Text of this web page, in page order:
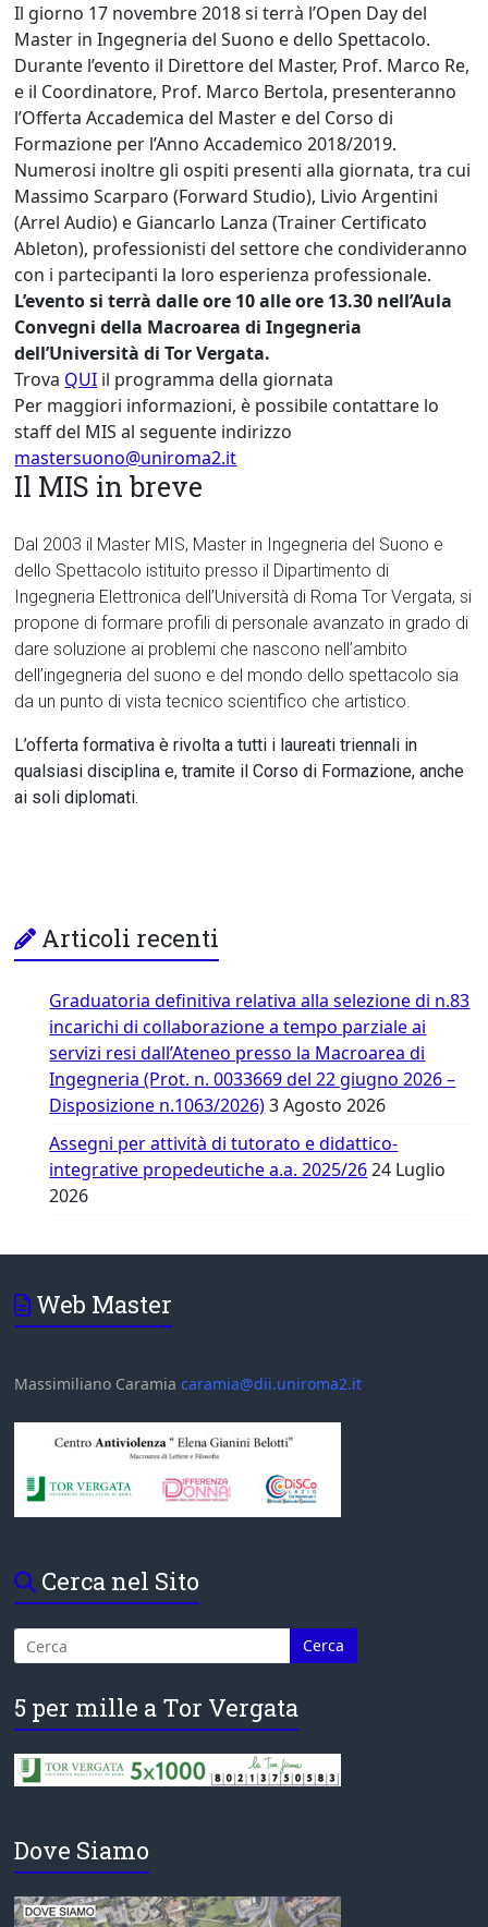
Il giorno 17 novembre 2018 si terrà l’Open Day del
Master in Ingegneria del Suono e dello Spettacolo.
Durante l’evento il Direttore del Master, Prof. Marco Re,
e il Coordinatore, Prof. Marco Bertola, presenteranno
l’Offerta Accademica del Master e del Corso di
Formazione per l’Anno Accademico 2018/2019.
Numerosi inoltre gli ospiti presenti alla giornata, tra cui
Massimo Scarparo (Forward Studio), Livio Argentini
(Arrel Audio) e Giancarlo Lanza (Trainer Certificato
Ableton), professionisti del settore che condivideranno
con i partecipanti la loro esperienza professionale.
L’evento si terrà dalle ore 10 alle ore 13.30 nell’Aula
Convegni della Macroarea di Ingegneria
dell’Università di Tor Vergata.
Trova QUI il programma della giornata
Per maggiori informazioni, è possibile contattare lo
staff del MIS al seguente indirizzo
mastersuono@uniroma2.it
Il MIS in breve
Dal 2003 il Master MIS, Master in Ingegneria del Suono e
dello Spettacolo istituito presso il Dipartimento di
Ingegneria Elettronica dell’Università di Roma Tor Vergata, si
propone di formare profili di personale avanzato in grado di
dare soluzione ai problemi che nascono nell’ambito
dell’ingegneria del suono e del mondo dello spettacolo sia
da un punto di vista tecnico scientifico che artistico.
L’offerta formativa è rivolta a tutti i laureati triennali in
qualsiasi disciplina e, tramite il Corso di Formazione, anche
ai soli diplomati.
Articoli recenti
Graduatoria definitiva relativa alla selezione di n.83
incarichi di collaborazione a tempo parziale ai
servizi resi dall’Ateneo presso la Macroarea di
Ingegneria (Prot. n. 0033669 del 22 giugno 2026 –
Disposizione n.1063/2026) 3 Agosto 2026
Assegni per attività di tutorato e didattico-
integrative propedeutiche a.a. 2025/26 24 Luglio
2026
Web Master
Massimiliano Caramiacaramia@dii.uniroma2.it
Cerca nel Sito
5 per mille a Tor Vergata
Dove Siamo